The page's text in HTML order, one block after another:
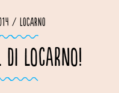
/ Locarno
LOCARNO!